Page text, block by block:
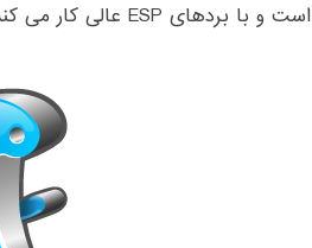
است و با بردهای ESP عالی کار می کند.